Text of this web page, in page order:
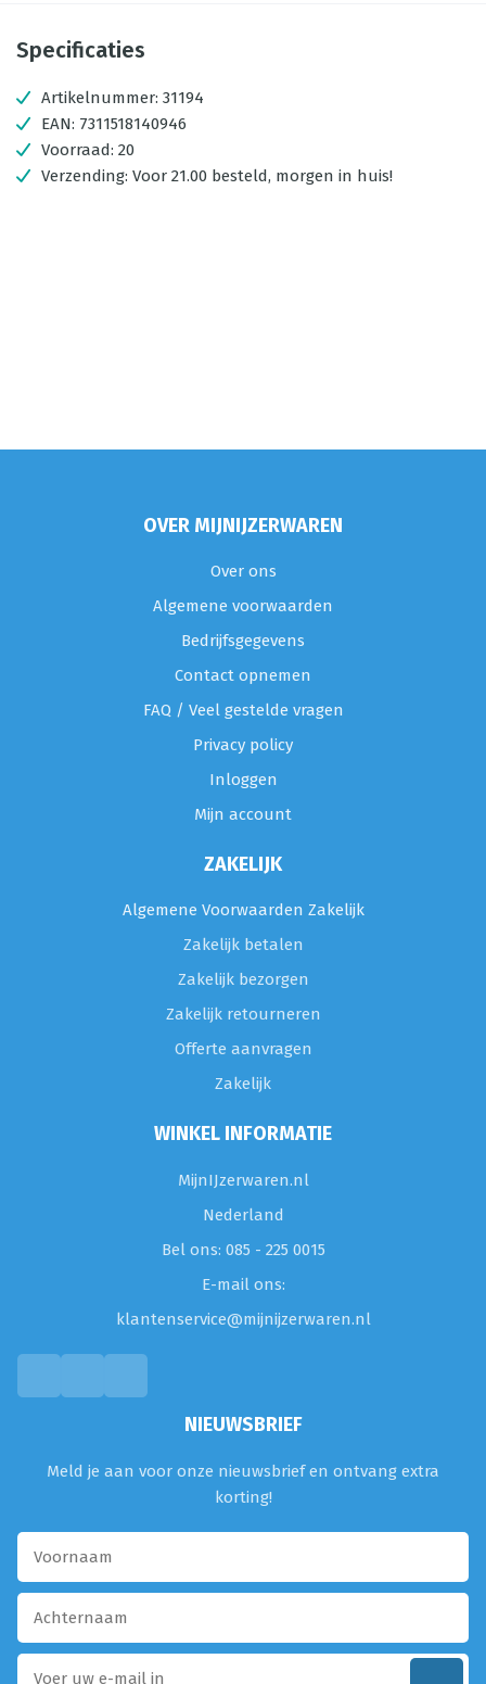
Specificaties
Artikelnummer: 31194
EAN: 7311518140946
Voorraad: 20
Verzending: Voor 21.00 besteld, morgen in huis!
OVER MIJNIJZERWAREN
Over ons
Algemene voorwaarden
Bedrijfsgegevens
Contact opnemen
FAQ / Veel gestelde vragen
Privacy policy
Inloggen
Mijn account
ZAKELIJK
Algemene Voorwaarden Zakelijk
Zakelijk betalen
Zakelijk bezorgen
Zakelijk retourneren
Offerte aanvragen
Zakelijk
WINKEL INFORMATIE
MijnIJzerwaren.nl
Nederland
Bel ons: 085 - 225 0015
E-mail ons:
klantenservice@mijnijzerwaren.nl
NIEUWSBRIEF
Meld je aan voor onze nieuwsbrief en ontvang extra
korting!